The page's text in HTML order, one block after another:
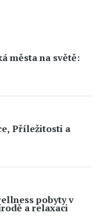
města na světě:
Příležitosti a
pobyty v
a relaxaci